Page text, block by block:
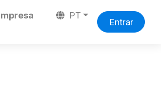
PT
Entrar